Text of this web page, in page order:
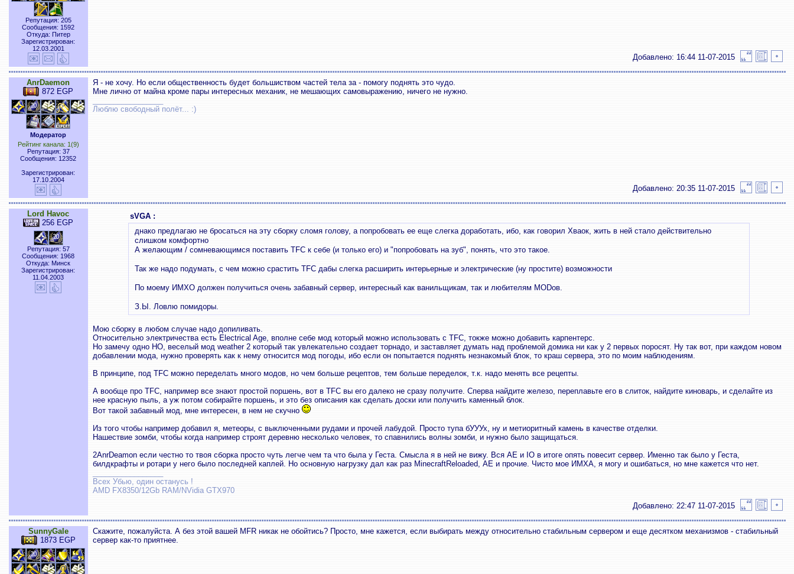
Репутация: 205
Сообщения: 1592
Откуда: Питер
Зарегистрирован:
12.03.2001
Добавлено: 16:44 11-07-2015
AnrDaemon
872 EGP
Модератор
Рейтинг канала: 1(9)
Репутация: 37
Сообщения: 12352
Зарегистрирован:
17.10.2004
Я - не хочу. Но если общественность будет большиством частей тела за - помогу поднять это чудо.
Мне лично от майна кроме пары интересных механик, не мешающих самовыражению, ничего не нужно.
Люблю свободный полёт... :)
Добавлено: 20:35 11-07-2015
Lord Havoc
256 EGP
Репутация: 57
Сообщения: 1968
Откуда: Минск
Зарегистрирован:
11.04.2003
sVGA :
днако предлагаю не бросаться на эту сборку сломя голову, а попробовать ее еще слегка доработать, ибо, как говорил Хваок, жить в ней стало действительно
слишком комфортно
А желающим / сомневающимся поставить TFC к себе (и только его) и "попробовать на зуб", понять, что это такое.
Так же надо подумать, с чем можно срастить TFC дабы слегка расширить интерьерные и электрические (ну простите) возможности
По моему ИМХО должен получиться очень забавный сервер, интересный как ванильщикам, так и любителям MODов.
З.Ы. Ловлю помидоры.
Мою сборку в любом случае надо допиливать.
Относительно электричества есть Electrical Age, вполне себе мод который можно использовать с TFC, токже можно добавить карпентерс.
Но замечу одно НО, веселый мод weather 2 который так увлекательно создает торнадо, и заставляет думать над проблемой домика ни как у 2 первых поросят. Ну так вот, при каждом новом
добавлении мода, нужно проверять как к нему относится мод погоды, ибо если он попытается поднять незнакомый блок, то краш сервера, это по моим наблюдениям.
В принципе, под TFC можно переделать много модов, но чем больше рецептов, тем больше переделок, т.к. надо менять все рецепты.
А вообще про TFC, например все знают простой поршень, вот в TFC вы его далеко не сразу получите. Сперва найдите железо, переплавьте его в слиток, найдите киноварь, и сделайте из
нее красную пыль, а уж потом собирайте поршень, и это без описания как сделать доски или получить каменный блок.
Вот такой забавный мод, мне интересен, в нем не скучно
Из того чтобы например добавил я, метеоры, с выключенными рудами и прочей лабудой. Просто тупа бУУУх, ну и метиоритный камень в качестве отделки.
Нашествие зомби, чтобы когда например строят деревню несколько человек, то спавнились волны зомби, и нужно было защищаться.
2AnrDeamon если честно то твоя сборка просто чуть легче чем та что была у Геста. Смысла я в ней не вижу. Вся АЕ и IO в итоге опять повесит сервер. Именно так было у Геста,
билдкрафты и ротари у него было последней каплей. Но основную нагрузку дал как раз MinecraftReloaded, АЕ и прочие. Чисто мое ИМХА, я могу и ошибаться, но мне кажется что нет.
Всех Убью, один останусь !
AMD FX8350/12Gb RAM/NVidia GTX970
Добавлено: 22:47 11-07-2015
SunnyGale
1873 EGP
Скажите, пожалуйста. А без этой вашей MFR никак не обойтись? Просто, мне кажется, если выбирать между относительно стабильным сервером и еще десятком механизмов - стабильный
сервер как-то приятнее.